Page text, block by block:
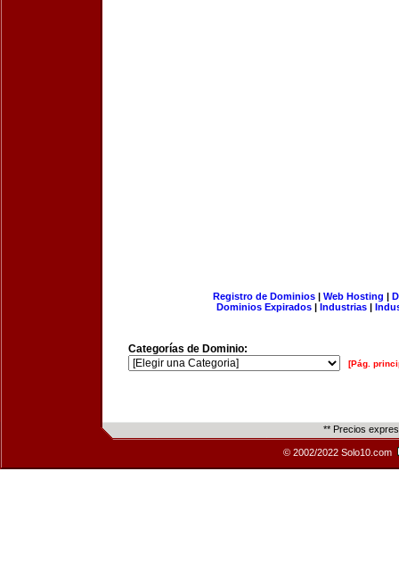
Registro de Dominios| Web Hosting |
Dominios Expirados | Industrias |
Categorías de Dominio:
[Pág.
** Precios
© 2002/2022 Solo10.com